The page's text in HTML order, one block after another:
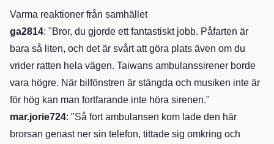
Varma reaktioner från samhället
ga2814: "Bror, du gjorde ett fantastiskt jobb. Påfarten är
bara så liten, och det är svårt att göra plats även om du
vrider ratten hela vägen. Taiwans ambulanssirener borde
vara högre. När bilfönstren är stängda och musiken inte är
för hög kan man fortfarande inte höra sirenen."
mar.jorie724: "Så fort ambulansen kom lade den här
brorsan genast ner sin telefon, tittade sig omkring och